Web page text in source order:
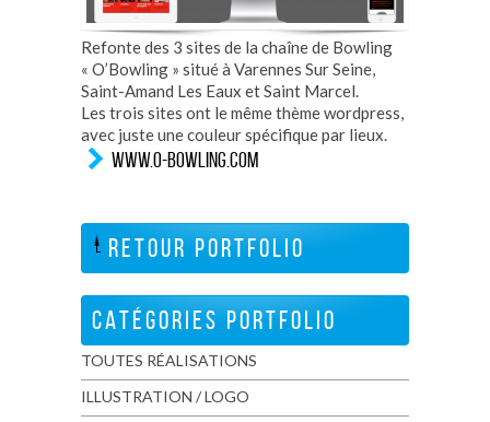
Refonte des 3 sites de la chaîne de Bowling
« O’Bowling » situé à Varennes Sur Seine,
Saint-Amand Les Eaux et Saint Marcel.
Les trois sites ont le même thème wordpress,
avec juste une couleur spécifique par lieux.
WWW.O-BOWLING.COM
RETOUR PORTFOLIO
CATÉGORIES PORTFOLIO
TOUTES RÉALISATIONS
ILLUSTRATION / LOGO